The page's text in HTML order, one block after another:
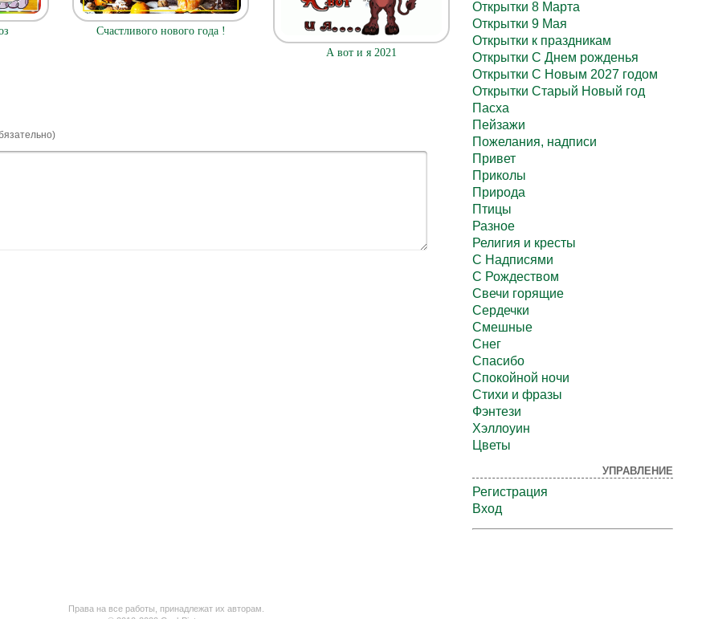
Счастливого нового года !
А вот и я 2021
Открытки 8 Марта
Открытки 9 Мая
Открытки к праздникам
Открытки С Днем рожденья
Открытки С Новым 2027 годом
Открытки Старый Новый год
Пасха
Пейзажи
Пожелания, надписи
Привет
Приколы
Природа
Птицы
Разное
Религия и кресты
С Надписями
С Рождеством
Свечи горящие
Сердечки
Смешные
Снег
Спасибо
Спокойной ночи
Стихи и фразы
Фэнтези
Хэллоуин
Цветы
УПРАВЛЕНИЕ
Регистрация
Вход
Права на все работы, принадлежат их авторам.